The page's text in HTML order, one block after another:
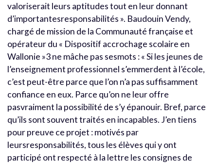
valoriserait leurs aptitudes tout en leur donnant
d’importantesresponsabilités ». Baudouin Vendy,
chargé de mission de la Communauté française et
opérateur du « Dispositif accrochage scolaire en
Wallonie »3 ne mâche pas sesmots : « Si les jeunes de
l’enseignement professionnel s’emmerdent à l’école,
c’est peut-être parce que l’on n’a pas suffisamment
confiance en eux. Parce qu’on ne leur offre
pasvraiment la possibilité de s’y épanouir. Bref, parce
qu’ils sont souvent traités en incapables. J’en tiens
pour preuve ce projet : motivés par
leursresponsabilités, tous les élèves qui y ont
participé ont respecté à la lettre les consignes de